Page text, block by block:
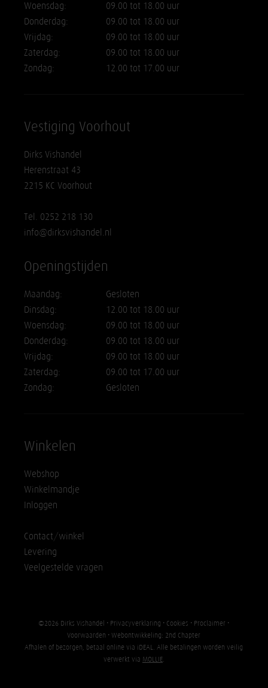
Woensdag:
09.00 tot 18.00 uur
Donderdag:
09.00 tot 18.00 uur
Vrijdag:
09.00 tot 18.00 uur
Zaterdag:
09.00 tot 18.00 uur
Zondag:
12.00 tot 17.00 uur
Vestiging Voorhout
Dirks Vishandel
Herenstraat 43
2215 KC Voorhout
Tel. 0252 218 130
info@dirksvishandel.nl
Openingstijden
Maandag:
Gesloten
Dinsdag:
12.00 tot 18.00 uur
Woensdag:
09.00 tot 18.00 uur
Donderdag:
09.00 tot 18.00 uur
Vrijdag:
09.00 tot 18.00 uur
Zaterdag:
09.00 tot 17.00 uur
Zondag:
Gesloten
Winkelen
Webshop
Winkelmandje
Inloggen
Contact/winkel
Levering
Veelgestelde vragen
©2026 Dirks Vishandel • Privacyverklaring • Cookies • Proclaimer •
Voorwaarden • Webontwikkeling: 2nd Chapter
Afhalen of bezorgen, betaal online via iDEAL. Alle betalingen worden veilig
verwerkt via MOLLIE.